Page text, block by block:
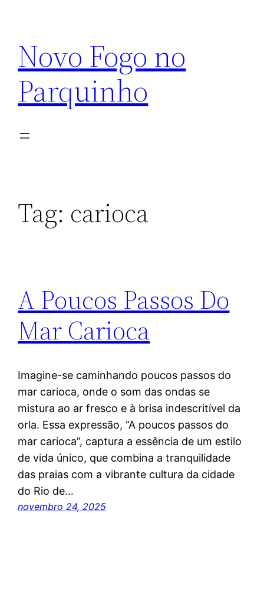
conteúdo
Novo Fogo no
Parquinho
Tag: carioca
A Poucos Passos Do
Mar Carioca
Imagine-se caminhando poucos passos do
mar carioca, onde o som das ondas se
mistura ao ar fresco e à brisa indescritível da
orla. Essa expressão, “A poucos passos do
mar carioca”, captura a essência de um estilo
de vida único, que combina a tranquilidade
das praias com a vibrante cultura da cidade
do Rio de…
novembro 24, 2025